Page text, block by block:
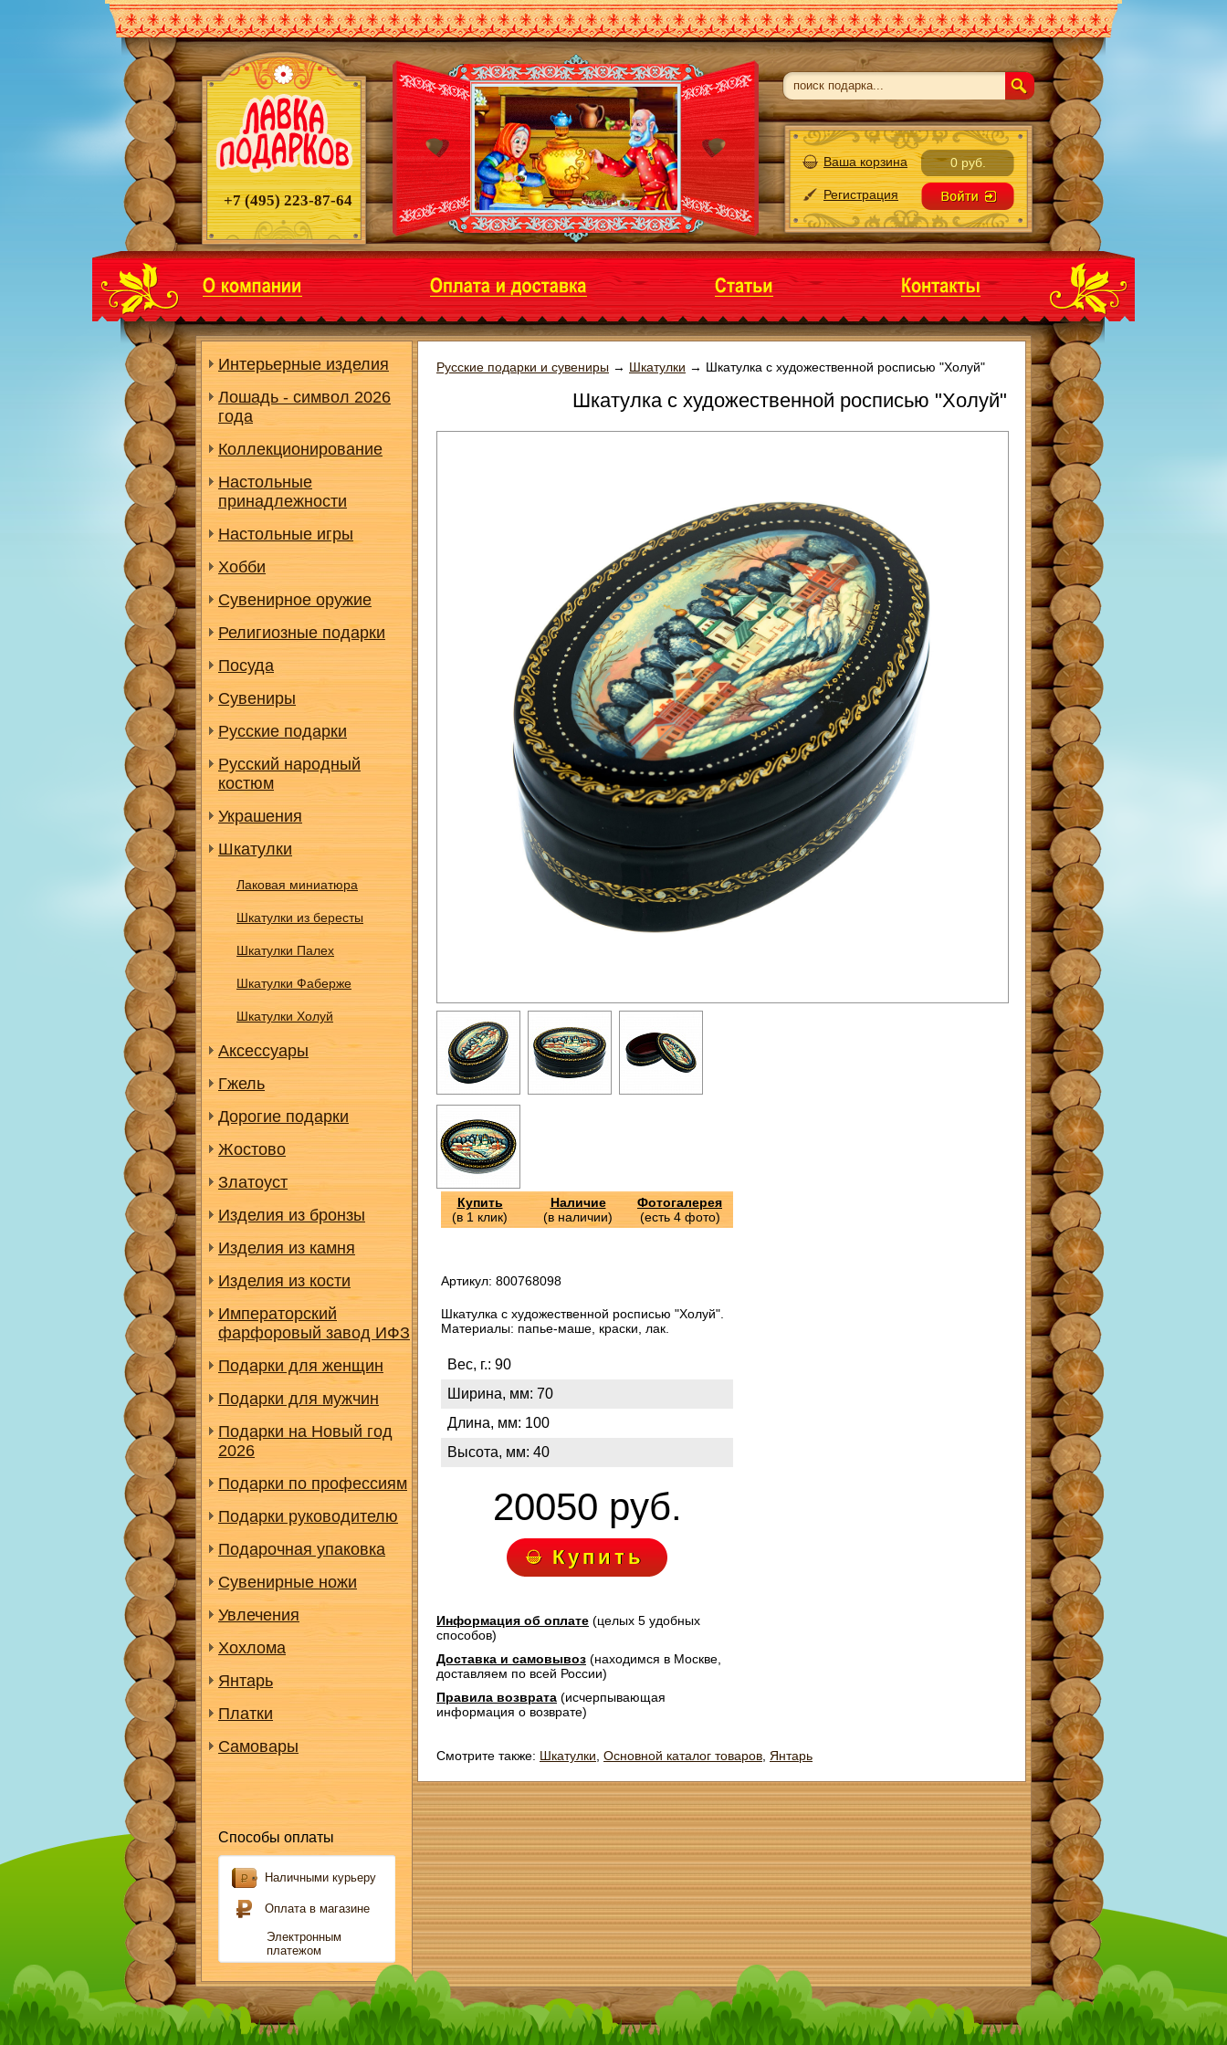
+7 (495) 223-87-64
Ваша корзина 0 руб.
Регистрация
Интерьерные изделия
Лошадь - символ 2026
года
Коллекционирование
Настольные
принадлежности
Настольные игры
Хобби
Сувенирное оружие
Религиозные подарки
Посуда
Сувениры
Русские подарки
Русский народный
костюм
Украшения
Шкатулки
Лаковая миниатюра
Шкатулки из бересты
Шкатулки Палех
Шкатулки Фаберже
Шкатулки Холуй
Аксессуары
Гжель
Дорогие подарки
Жостово
Златоуст
Изделия из бронзы
Изделия из камня
Изделия из кости
Императорский
фарфоровый завод ИФЗ
Подарки для женщин
Подарки для мужчин
Подарки на Новый год
2026
Подарки по профессиям
Подарки руководителю
Подарочная упаковка
Сувенирные ножи
Увлечения
Хохлома
Янтарь
Платки
Самовары
Способы оплаты
Наличными курьеру
Оплата в магазине
Электронным
платежом
Русские подарки и сувениры → Шкатулки → Шкатулка с художественной росписью "Холуй"
Шкатулка с художественной росписью "Холуй"
Купить
(в 1 клик)
Наличие
(в наличии)
Фотогалерея
(есть 4 фото)
Артикул: 800768098
Шкатулка с художественной росписью "Холуй".
Материалы: папье-маше, краски, лак.
Вес, г.: 90
Ширина, мм: 70
Длина, мм: 100
Высота, мм: 40
20050 руб.
Купить
Информация об оплате (целых 5 удобных
способов)
Доставка и самовывоз (находимся в Москве,
доставляем по всей России)
Правила возврата (исчерпывающая
информация о возврате)
Смотрите также: Шкатулки Основной каталог товаров Янтарь